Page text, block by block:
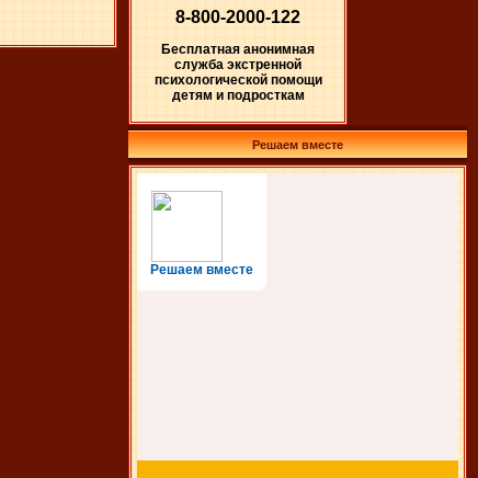
8-800-2000-122
Бесплатная анонимная
служба экстренной
психологической помощи
детям и подросткам
Решаем вместе
Решаем вместе